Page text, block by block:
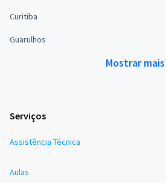
Curitiba
Guarulhos
Mostrar mais
Serviços
Assistência Técnica
Aulas